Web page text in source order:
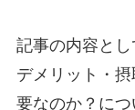
記事の内容とし
デメリット・
要なのか？につ